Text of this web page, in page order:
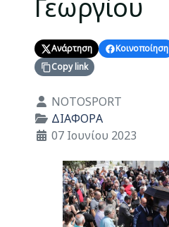
Γεωργίου
Ανάρτηση Κοινοποίηση
Copy link
Λεπτομέρειες
NOTOSPORT
ΔΙΑΦΟΡΑ
07 Ιουνίου 2023